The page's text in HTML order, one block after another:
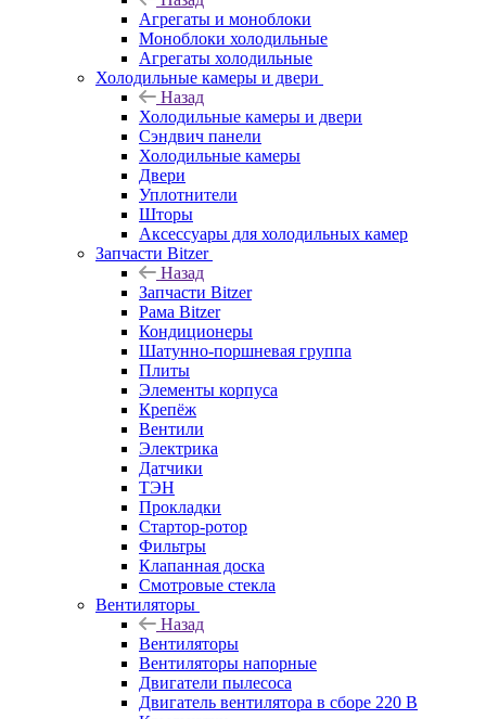
Агрегаты и моноблоки
Моноблоки холодильные
Агрегаты холодильные
Холодильные камеры и двери
Назад
Холодильные камеры и двери
Сэндвич панели
Холодильные камеры
Двери
Уплотнители
Шторы
Аксессуары для холодильных камер
Запчасти Bitzer
Назад
Запчасти Bitzer
Рама Bitzer
Кондиционеры
Шатунно-поршневая группа
Плиты
Элементы корпуса
Крепёж
Вентили
Электрика
Датчики
ТЭН
Прокладки
Стартор-ротор
Фильтры
Клапанная доска
Смотровые стекла
Вентиляторы
Назад
Вентиляторы
Вентиляторы напорные
Двигатели пылесоса
Двигатель вентилятора в сборе 220 В